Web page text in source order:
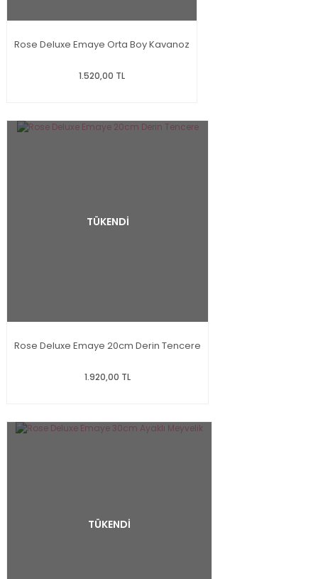
Rose Deluxe Emaye Orta Boy Kavanoz
1.520,00 TL
TÜKENDİ
Rose Deluxe Emaye 20cm Derin Tencere
1.920,00 TL
TÜKENDİ